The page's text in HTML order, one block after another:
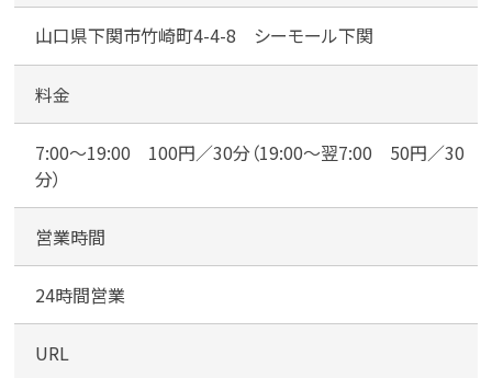
下
山口県下関市竹崎町4-4-8 シーモール下関
料金
7:00〜19:00 100円／30分（19:00〜翌7:00 50円／30
分）
営業時間
24時間営業
URL